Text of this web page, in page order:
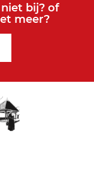
bij? of
meer?